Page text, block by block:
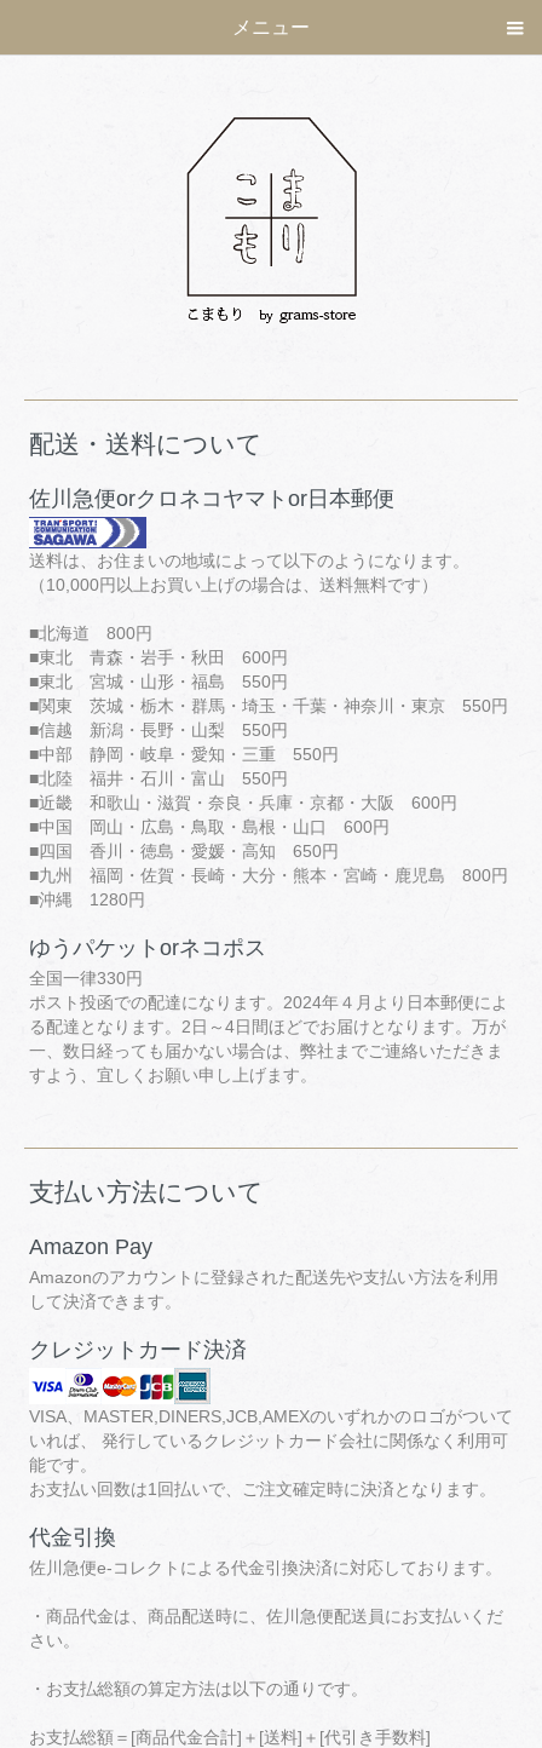
メニュー
配送・送料について
佐川急便orクロネコヤマトor日本郵便
送料は、お住まいの地域によって以下のようになります。
（10,000円以上お買い上げの場合は、送料無料です）
■北海道 800円
■東北 青森・岩手・秋田 600円
■東北 宮城・山形・福島 550円
■関東 茨城・栃木・群馬・埼玉・千葉・神奈川・東京 550円
■信越 新潟・長野・山梨 550円
■中部 静岡・岐阜・愛知・三重 550円
■北陸 福井・石川・富山 550円
■近畿 和歌山・滋賀・奈良・兵庫・京都・大阪 600円
■中国 岡山・広島・鳥取・島根・山口 600円
■四国 香川・徳島・愛媛・高知 650円
■九州 福岡・佐賀・長崎・大分・熊本・宮崎・鹿児島 800円
■沖縄 1280円
ゆうパケットorネコポス
全国一律330円
ポスト投函での配達になります。2024年４月より日本郵便によ
る配達となります。2日～4日間ほどでお届けとなります。万が
一、数日経っても届かない場合は、弊社までご連絡いただきま
すよう、宜しくお願い申し上げます。
支払い方法について
Amazon Pay
Amazonのアカウントに登録された配送先や支払い方法を利用
して決済できます。
クレジットカード決済
VISA、MASTER,DINERS,JCB,AMEXのいずれかのロゴがついて
いれば、 発行しているクレジットカード会社に関係なく利用可
能です。
お支払い回数は1回払いで、ご注文確定時に決済となります。
代金引換
佐川急便e-コレクトによる代金引換決済に対応しております。
・商品代金は、商品配送時に、佐川急便配送員にお支払いくだ
さい。
・お支払総額の算定方法は以下の通りです。
お支払総額＝[商品代金合計]＋[送料]＋[代引き手数料]